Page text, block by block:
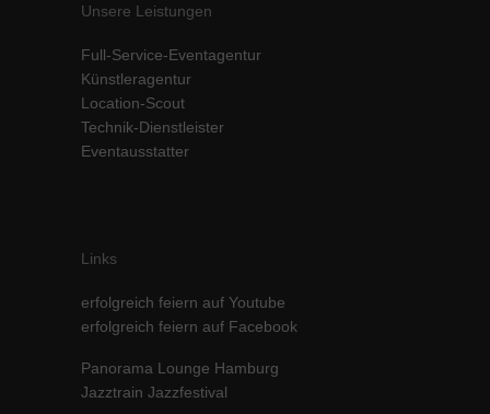
Unsere Leistungen
Full-Service-Eventagentur
Künstleragentur
Location-Scout
Technik-Dienstleister
Eventausstatter
Links
erfolgreich feiern auf Youtube
erfolgreich feiern auf Facebook
Panorama Lounge Hamburg
Jazztrain Jazzfestival